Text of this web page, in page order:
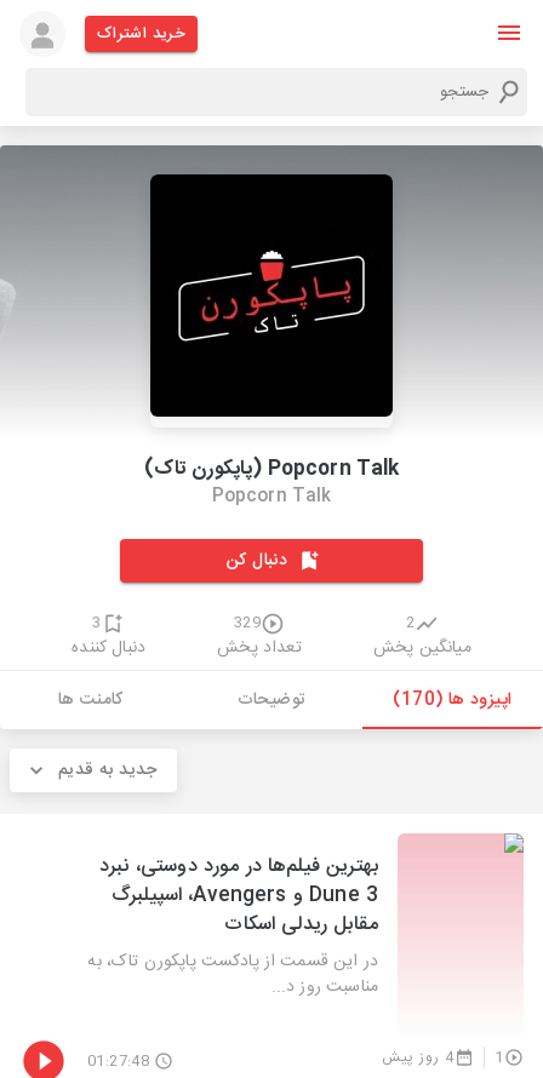
خرید اشتراک
Popcorn Talk (پاپکورن تاک)
Popcorn Talk
دنبال کن
2
میانگین پخش
329
تعداد پخش
3
دنبال کننده
اپیزود ها (170)
توضیحات کامنت ها
جدید به قدیم
‫بهترین فیلم‌ها در مورد دوستی، نبرد
Dune 3 و Avengers، اسپیلبرگ
مقابل ریدلی اسکات
در این قسمت از پادکست پاپکورن تاک، به
مناسبت روز د...
1 4 روز پیش 01:27:48